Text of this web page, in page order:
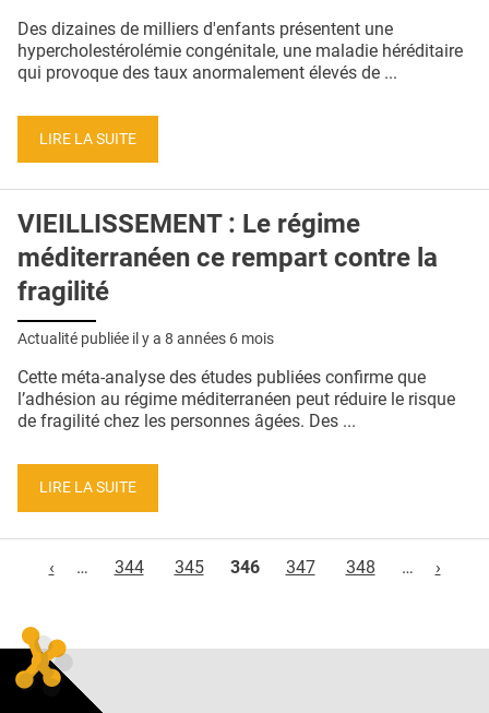
Des dizaines de milliers d'enfants présentent une
hypercholestérolémie congénitale, une maladie héréditaire
qui provoque des taux anormalement élevés de ...
LIRE LA SUITE
VIEILLISSEMENT : Le régime
méditerranéen ce rempart contre la
fragilité
Actualité publiée il y a 8 années 6 mois
Cette méta-analyse des études publiées confirme que
l’adhésion au régime méditerranéen peut réduire le risque
de fragilité chez les personnes âgées. Des ...
LIRE LA SUITE
‹
… 344 345 346 347 348 … ›